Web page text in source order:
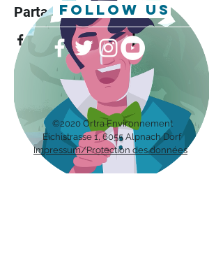
Partager cet événement
follow us
©2020 Ortra Environnement
Eichistrasse 1, 6055 Alpnach Dorf
Impressum/Protection des données